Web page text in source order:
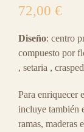
72,00 €
Diseño: centro
compuesto por
, setaria ,
Para enriquecer
incluye también
ramas, maderas